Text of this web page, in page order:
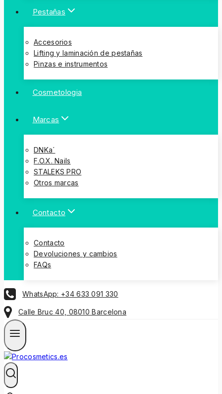
Pestañas
Accesorios
Lifting y laminación de pestañas
Pinzas e instrumentos
Cosmetologia
Marcas
DNKa´
F.O.X. Nails
STALEKS PRO
Otros marcas
Contacto
Contacto
Devoluciones y cambios
FAQs
WhatsApp: +34 633 091 330
Calle Bruc 40, 08010 Barcelona